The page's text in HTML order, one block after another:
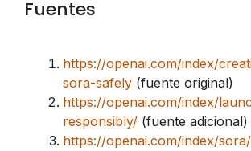
Fuentes
https://openai.com/index/
sora-safely (fuente original)
https://openai.com/index/
responsibly/ (fuente adicional)
https://openai.com/index/sora/